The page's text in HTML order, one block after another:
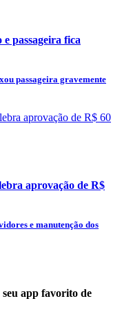
passageira fica
passageira gravemente
aprovação de R$
e manutenção dos
app favorito de